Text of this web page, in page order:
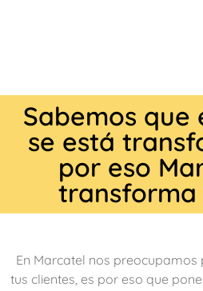
Sabemos que
se está
por eso
transforma
En Marcatel nos
tus clientes, es por eso que